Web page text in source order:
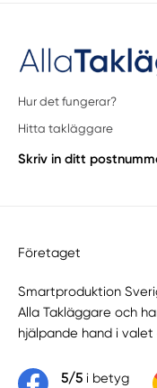
Hur det fungerar?
Hitta takläggare
Skriv in ditt
Företaget
Smartproduktion
Alla Takläggare och
hjälpande hand i
5/5i betyg